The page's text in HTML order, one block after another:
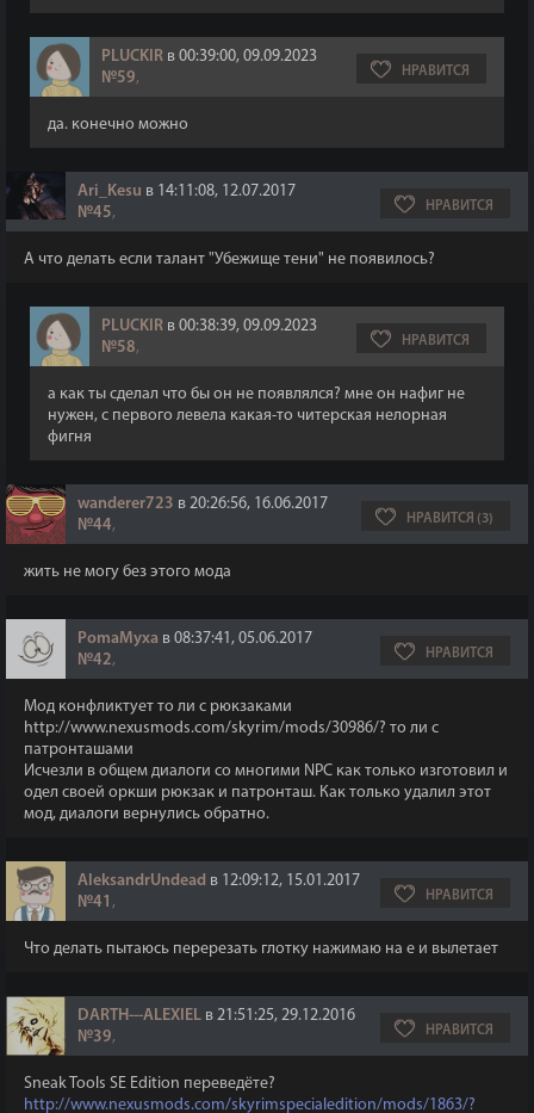
PLUCKIR в 00:39:00, 09.09.2023
№59, НРАВИТСЯ
да. конечно можно
Ari_Kesu в 14:11:08, 12.07.2017
№45, НРАВИТСЯ
А что делать если талант "Убежище тени" не появилось?
PLUCKIR в 00:38:39, 09.09.2023
№58, НРАВИТСЯ
а как ты сделал что бы он не появлялся? мне он нафиг не
нужен, с первого левела какая-то читерская нелорная
фигня
wanderer723 в 20:26:56, 16.06.2017
№44, НРАВИТСЯ (3)
жить не могу без этого мода
PomaMyxa в 08:37:41, 05.06.2017
№42, НРАВИТСЯ
Мод конфликтует то ли с рюкзаками
http://www.nexusmods.com/skyrim/mods/30986/? то ли с
патронташами
Исчезли в общем диалоги со многими NPC как только изготовил и
одел своей оркши рюкзак и патронташ. Как только удалил этот
мод, диалоги вернулись обратно.
AleksandrUndead в 12:09:12, 15.01.2017
№41 , НРАВИТСЯ
Что делать пытаюсь перерезать глотку нажимаю на е и вылетает
DARTH---ALEXIEL в 21:51:25, 29.12.2016
№39, НРАВИТСЯ
Sneak Tools SE Edition переведёте?
http://www.nexusmods.com/skyrimspecialedition/mods/1863/?